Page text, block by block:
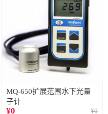
MQ-650扩展范围水下光量
子计
¥0 ¥0